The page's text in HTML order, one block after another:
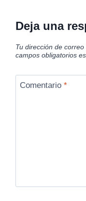
Deja una
Tu dirección de
campos obligatorios
Comentario *